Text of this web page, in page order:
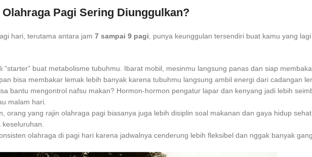
Pagi Sering Diunggulkan?
hari, terutama antara jam 7 sampai 9 pagi , punya keunggulan tersendiri buat kamu yang
“starter” buat metabolisme tubuhmu. Ibarat mobil, mesinmu langsung panas dan siap
bisa membakar lemak lebih banyak karena tubuhmu langsung ambil energi dari cadangan
bantu mengontrol nafsu makan? Hormon-hormon pengatur lapar dan kenyang jadi lebih
malam hari.
orang yang rajin olahraga pagi biasanya juga lebih disiplin soal makanan dan gaya hidup
olahraga di pagi hari karena jadwalnya cenderung lebih fleksibel dan nggak banyak